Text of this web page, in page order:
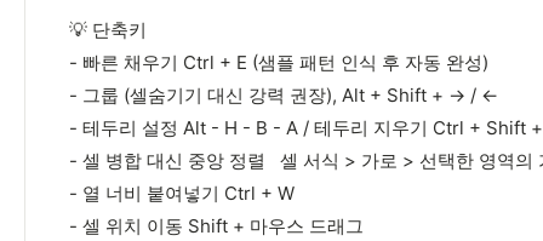
💡 단축키
- 빠른 채우기 Ctrl + E (샘플 패턴 인식 후 자동 완성)
- 그룹 (셀숨기기 대신 강력 권장), Alt + Shift + → / ←
- 테두리 설정 Alt - H - B - A / 테두리 지우기 Ctrl + Shift
- 셀 병합 대신 중앙 정렬 셀 서식 > 가로 > 선택한 영역의
- 열 너비 붙여넣기 Ctrl + W
- 셀 위치 이동 Shift + 마우스 드래그